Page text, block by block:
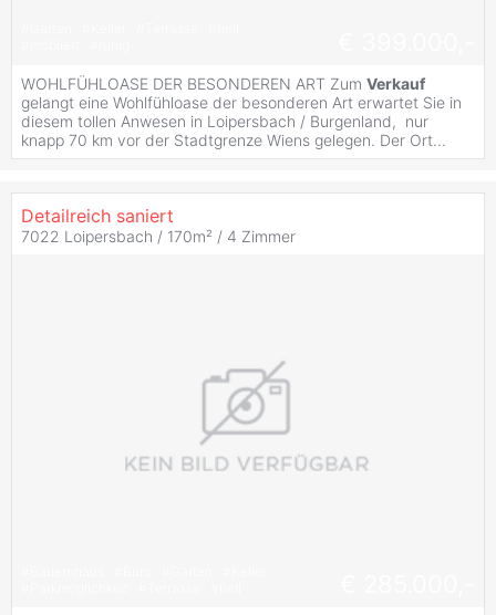
WOHLFÜHLOASE DER BESONDEREN ART Zum Verkauf
gelangt eine Wohlfühloase der besonderen Art erwartet Sie in
diesem tollen Anwesen in Loipersbach / Burgenland, nur
knapp 70 km vor der Stadtgrenze Wiens gelegen. Der Ort...
Detailreich saniert
7022 Loipersbach / 170m² / 4 Zimmer